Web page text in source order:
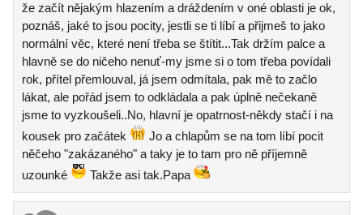
že začít nějakým hlazením a dráždením v oné oblasti je ok,
poznáš, jaké to jsou pocity, jestli se ti líbí a přijmeš to jako
normální věc, které není třeba se štítit...Tak držím palce a
hlavně se do ničeho nenuť-my jsme si o tom třeba povídali
rok, přítel přemlouval, já jsem odmítala, pak mě to začlo
lákat, ale pořád jsem to odkládala a pak úplně nečekaně
jsme to vyzkoušeli..No, hlavní je opatrnost-někdy stačí i na
kousek pro začátek
Jo a chlapům se na tom líbí pocit
něčeho "zakázaného" a taky je to tam pro ně příjemně
uzounké
Takže asi tak.Papa